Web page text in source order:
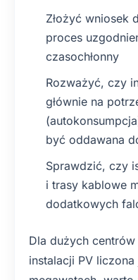
Złożyć wniosek
proces
czasochłonny
Rozważyć, czy
głównie na
być oddawana
Sprawdzić, czy
i trasy kablowe
dodatkowych
Dla dużych
instalacji PV